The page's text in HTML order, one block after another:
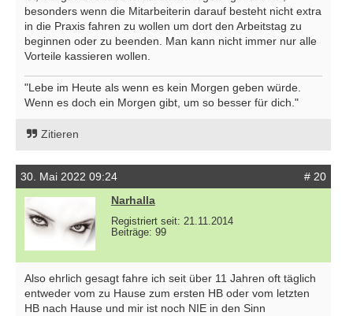
besonders wenn die Mitarbeiterin darauf besteht nicht extra
in die Praxis fahren zu wollen um dort den Arbeitstag zu
beginnen oder zu beenden. Man kann nicht immer nur alle
Vorteile kassieren wollen.
"Lebe im Heute als wenn es kein Morgen geben würde.
Wenn es doch ein Morgen gibt, um so besser für dich."
Zitieren
30. Mai 2022 09:24
# 20
Narhalla
Registriert seit: 21.11.2014
Beiträge: 99
Also ehrlich gesagt fahre ich seit über 11 Jahren oft täglich
entweder vom zu Hause zum ersten HB oder vom letzten
HB nach Hause und mir ist noch NIE in den Sinn